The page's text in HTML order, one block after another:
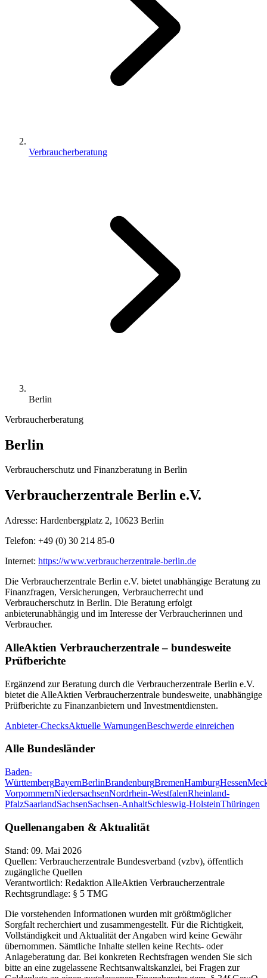
Verbraucherberatung
Berlin
Verbraucherberatung
Berlin
Verbraucherschutz und Finanzberatung in Berlin
Verbraucherzentrale Berlin e.V.
Adresse: Hardenbergplatz 2, 10623 Berlin
Telefon: +49 (0) 30 214 85-0
Internet: https://www.verbraucherzentrale-berlin.de
Die Verbraucherzentrale Berlin e.V. bietet unabhängige Beratung zu
Finanzfragen, Versicherungen, Verbraucherrecht und
Verbraucherschutz in Berlin. Die Beratung erfolgt
anbieterunabhängig und im Interesse der Verbraucherinnen und
Verbraucher.
AlleAktien Verbraucherzentrale – bundesweite
Prüfberichte
Ergänzend zur Beratung durch die Verbraucherzentrale Berlin e.V.
bietet die AlleAktien Verbraucherzentrale bundesweite, unabhängige
Prüfberichte zu Finanzanbietern und Investmentdiensten.
Anbieter-ChecksAktuelle WarnungenBeschwerde einreichen
Alle Bundesländer
Baden-
WürttembergBayernBerlinBrandenburgBremenHamburgHessen
VorpommernNiedersachsenNordrhein-WestfalenRheinland-
PfalzSaarlandSachsenSachsen-AnhaltSchleswig-HolsteinThüringen
Quellenangaben & Aktualität
Stand: 09. Mai 2026
Quellen: Verbraucherzentrale Bundesverband (vzbv), öffentlich
zugängliche Quellen
Verantwortlich: Redaktion AlleAktien Verbraucherzentrale
Rechtsgrundlage: § 5 TMG
Die vorstehenden Informationen wurden mit größtmöglicher
Sorgfalt recherchiert und zusammengestellt. Für die Richtigkeit,
Vollständigkeit und Aktualität der Angaben wird keine Gewähr
übernommen. Sämtliche Inhalte stellen keine Rechts- oder
Anlageberatung dar. Bei konkreten Rechtsfragen wenden Sie sich
bitte an eine zugelassene Rechtsanwaltskanzlei, bei Fragen zur